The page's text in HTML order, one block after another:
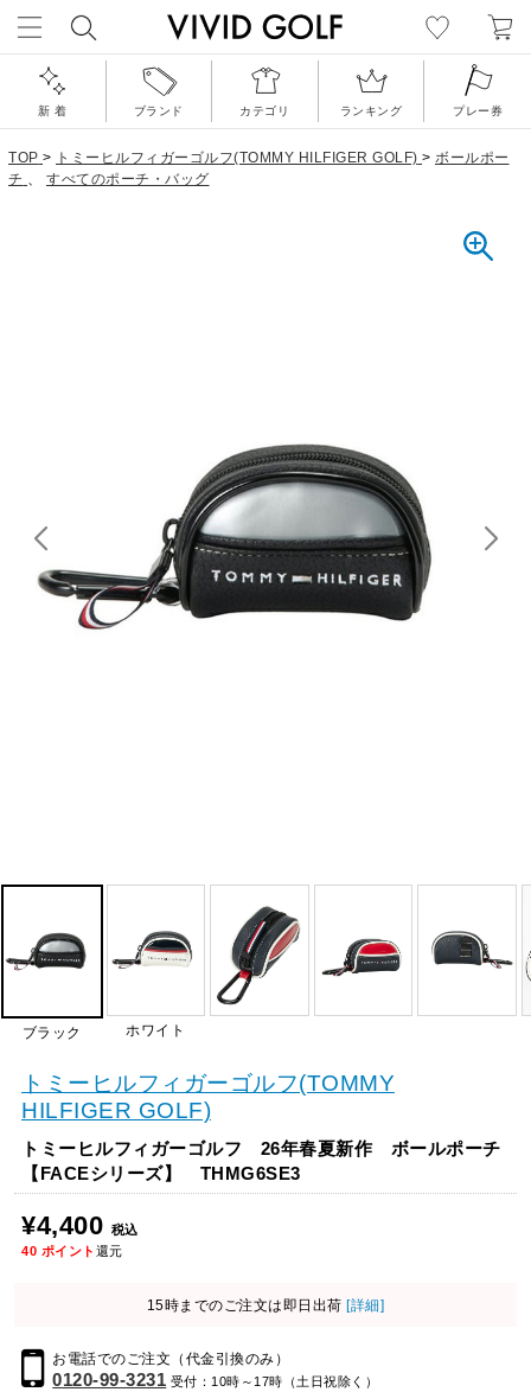
新 着 ブランド カテゴリ ランキング プレー券
TOP > トミーヒルフィガーゴルフ(TOMMY HILFIGER GOLF) > ボールポー
チ 、 すべてのポーチ・バッグ
ブラック ホワイト
トミーヒルフィガーゴルフ(TOMMY
HILFIGER GOLF)
トミーヒルフィガーゴルフ 26年春夏新作 ボールポーチ
【FACEシリーズ】 THMG6SE3
¥4,400 税込
40 ポイント 還元
15時までのご注文は即日出荷 [詳細]
お電話でのご注文（代金引換のみ）
0120-99-3231 受付：10時～17時（土日祝除く）